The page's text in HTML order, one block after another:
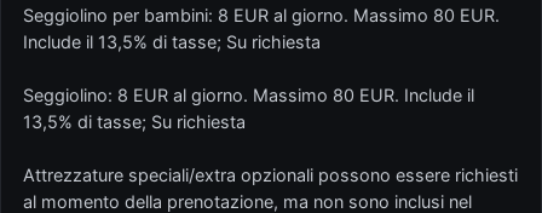
Seggiolino per bambini: 8 EUR al giorno. Massimo 80 EUR.
Include il 13,5% di tasse; Su richiesta
Seggiolino: 8 EUR al giorno. Massimo 80 EUR. Include il
13,5% di tasse; Su richiesta
Attrezzature speciali/extra opzionali possono essere richiesti
al momento della prenotazione, ma non sono inclusi nel